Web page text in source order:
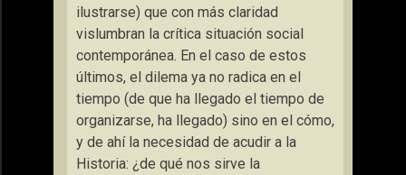
ilustrarse) que con más claridad
vislumbran la crítica situación social
contemporánea. En el caso de estos
últimos, el dilema ya no radica en el
tiempo (de que ha llegado el tiempo de
organizarse, ha llegado) sino en el cómo,
y de ahí la necesidad de acudir a la
Historia: ¿de qué nos sirve la